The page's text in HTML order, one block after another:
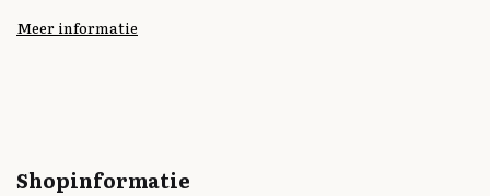
Meer informatie
Shopinformatie